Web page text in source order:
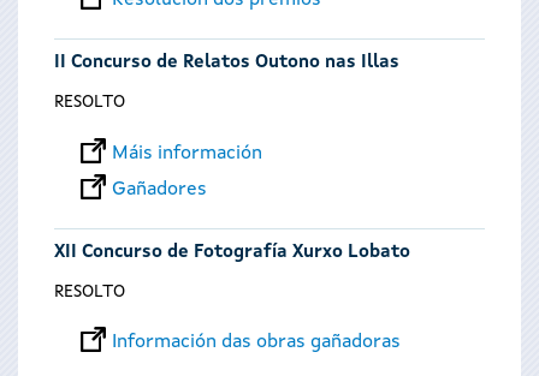
II Concurso de Relatos Outono nas Illas
RESOLTO
Máis información
Gañadores
XII Concurso de Fotografía Xurxo Lobato
RESOLTO
Información das obras gañadoras